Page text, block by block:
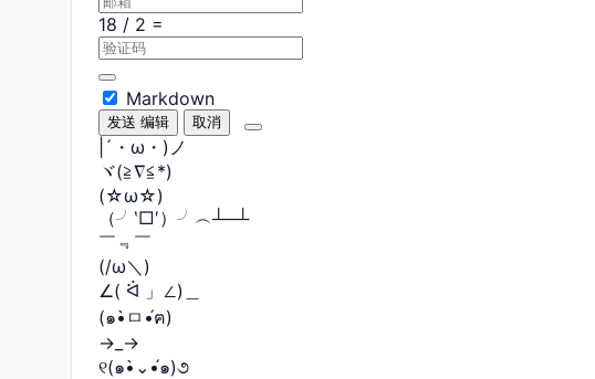
Markdown
发送 编辑 取消
|´・ω・)ノ
ヾ(≧∇≦*)ゝ
(☆ω☆)
（╯‵□′）╯︵┴─┴
￣﹃￣
(/ω＼)
∠( ᐛ 」∠)＿
(๑•̀ㅁ•́ฅ)
→_→
୧(๑•̀⌄•́๑)૭